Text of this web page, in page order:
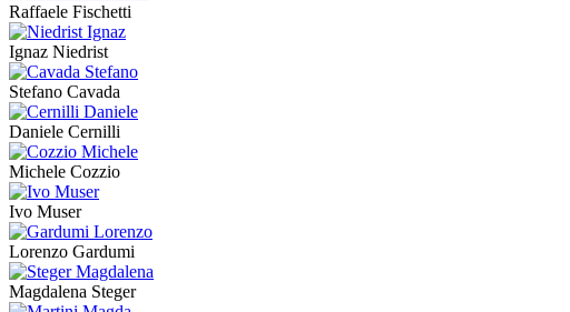
Raffaele Fischetti
Ignaz Niedrist
Stefano Cavada
Daniele Cernilli
Michele Cozzio
Ivo Muser
Lorenzo Gardumi
Magdalena Steger